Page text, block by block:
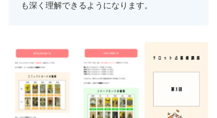
も深く理解できるようになります。